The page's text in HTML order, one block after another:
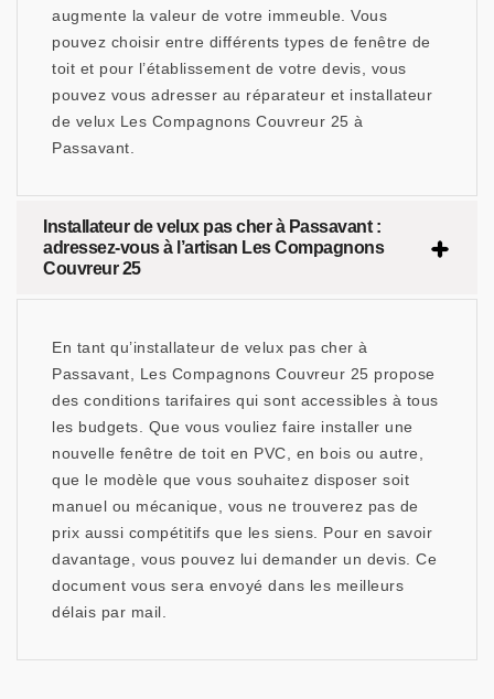
augmente la valeur de votre immeuble. Vous
pouvez choisir entre différents types de fenêtre de
toit et pour l’établissement de votre devis, vous
pouvez vous adresser au réparateur et installateur
de velux Les Compagnons Couvreur 25 à
Passavant.
Installateur de velux pas cher à Passavant :
adressez-vous à l’artisan Les Compagnons
Couvreur 25
En tant qu’installateur de velux pas cher à
Passavant, Les Compagnons Couvreur 25 propose
des conditions tarifaires qui sont accessibles à tous
les budgets. Que vous vouliez faire installer une
nouvelle fenêtre de toit en PVC, en bois ou autre,
que le modèle que vous souhaitez disposer soit
manuel ou mécanique, vous ne trouverez pas de
prix aussi compétitifs que les siens. Pour en savoir
davantage, vous pouvez lui demander un devis. Ce
document vous sera envoyé dans les meilleurs
délais par mail.